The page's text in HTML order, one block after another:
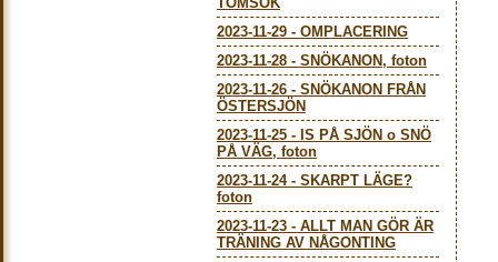
2023-11-29 - OMPLACERING
2023-11-28 - SNÖKANON, foton
2023-11-26 - SNÖKANON FRÅN
ÖSTERSJÖN
2023-11-25 - IS PÅ SJÖN o SNÖ
PÅ VÄG, foton
2023-11-24- SKARPT LÄGE?
foton
2023-11-23 - ALLT MAN GÖR ÄR
TRÄNING AV NÅGONTING